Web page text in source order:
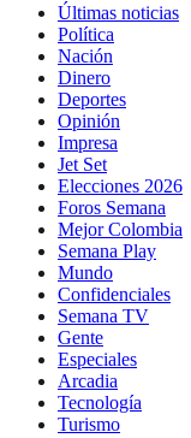
Últimas noticias
Política
Nación
Dinero
Deportes
Opinión
Impresa
Jet Set
Elecciones 2026
Foros Semana
Mejor Colombia
Semana Play
Mundo
Confidenciales
Semana TV
Gente
Especiales
Arcadia
Tecnología
Turismo